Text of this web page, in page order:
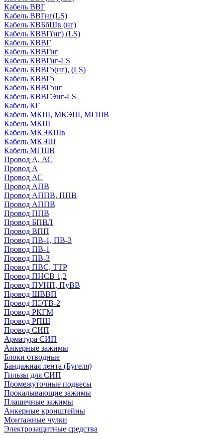
Кабель ВВГ
Кабель ВВГнг(LS)
Кабель КВБбШв (нг)
Кабель КВВГ(нг) (LS)
Кабель КВВГ
Кабель КВВГнг
Кабель КВВГнг-LS
Кабель КВВГэ(нг), (LS)
Кабель КВВГэ
Кабель КВВГэнг
Кабель КВВГЭнг-LS
Кабель КГ
Кабель МКШ, МКЭШ, МГШВ
Кабель МКШ
Кабель МКЭКШв
Кабель МКЭШ
Кабель МГШВ
Провод А, АС
Провод А
Провод АС
Провод АПВ
Провод АППВ, ППВ
Провод АППВ
Провод ППВ
Провод БПВЛ
Провод ВПП
Провод ПВ-1, ПВ-3
Провод ПВ-1
Провод ПВ-3
Провод ПВС, ТТР
Провод ПНСВ 1,2
Провод ПУНП, ПуВВ
Провод ШВВП
Провод ПЭТВ-2
Провод РКГМ
Провод РПШ
Провод СИП
Арматура СИП
Анкерные зажимы
Блоки отводные
Бандажная лента (Бугеля)
Гильзы для СИП
Промежуточные подвесы
Прокалывающие зажимы
Плашечные зажимы
Анкерные кронштейны
Монтажные чулки
Электрозащитные средства